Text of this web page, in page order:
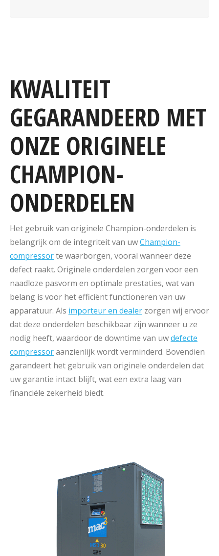
KWALITEIT
GEGARANDEERD MET
ONZE ORIGINELE
CHAMPION-
ONDERDELEN
Het gebruik van originele Champion-onderdelen is
belangrijk om de integriteit van uwChampion-
compressorte waarborgen, vooral wanneer deze
defect raakt. Originele onderdelen zorgen voor een
naadloze pasvorm en optimale prestaties, wat van
belang is voor het efficiënt functioneren van uw
apparatuur. Als importeur en dealer zorgen wij ervoor
dat deze onderdelen beschikbaar zijn wanneer u ze
nodig heeft, waardoor de downtime van uwdefecte
compressoraanzienlijk wordt verminderd. Bovendien
garandeert het gebruik van originele onderdelen dat
uw garantie intact blijft, wat een extra laag van
financiële zekerheid biedt.